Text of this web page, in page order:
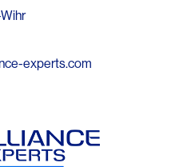
experts.com